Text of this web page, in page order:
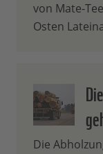
von Mate-
Osten
Die